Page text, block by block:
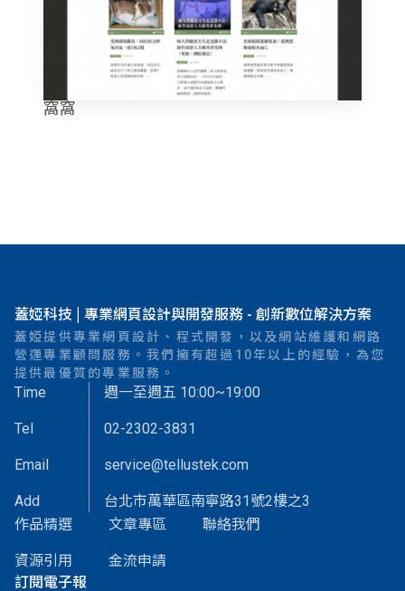
窩窩
蓋婭科技 | 專業網頁設計與開發服務 - 創新數位解決方案
蓋婭提供專業網頁設計、程式開發，以及網站維護和網路
營運專業顧問服務。我們擁有超過10年以上的經驗，為您
提供最優質的專業服務。
Time 週一至週五 10:00~19:00
Tel 02-2302-3831
Email service@tellustek.com
Add 台北市萬華區南寧路31號2樓之3
作品精選 文章專區
聯絡我們
資源引用
金流申請
訂閱電子報